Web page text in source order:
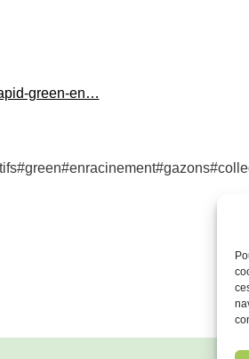
green-en…